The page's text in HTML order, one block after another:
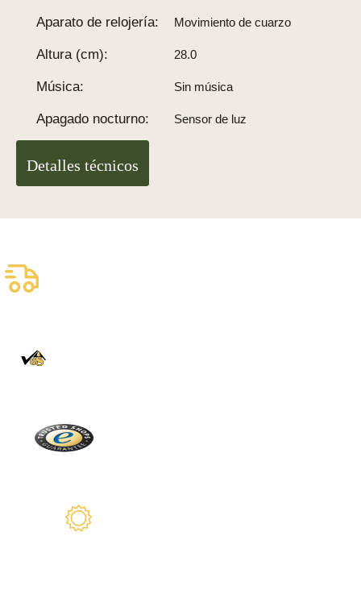
Aparato de relojería: Movimiento de cuarzo
Altura (cm): 28.0
Música: Sin música
Apagado nocturno: Sensor de luz
Detalles técnicos